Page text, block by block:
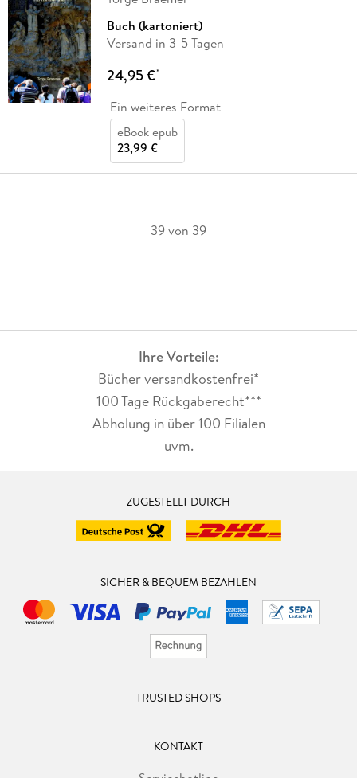
Buch (kartoniert)
Versand in 3-5 Tagen
24,95 €*
Ein weiteres Format
eBook epub
23,99 €
39 von 39
Ihre Vorteile:
Bücher versandkostenfrei*
100 Tage Rückgaberecht***
Abholung in über 100 Filialen
uvm.
ZUGESTELLT DURCH
SICHER & BEQUEM BEZAHLEN
TRUSTED SHOPS
KONTAKT